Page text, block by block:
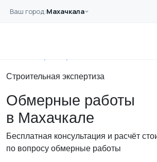
Ваш город:Махачкала
Главная
Строительная экспертиза
Обмерные работы
в Махачкале
Бесплатная консультация и расчёт
по вопросу обмерные работы